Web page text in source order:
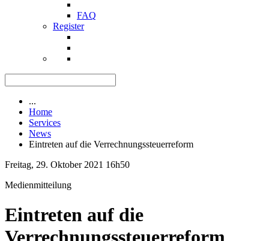
FAQ
Register
...
Home
Services
News
Eintreten auf die Verrechnungssteuerreform
Freitag, 29. Oktober 2021 16h50
Medienmitteilung
Eintreten auf die